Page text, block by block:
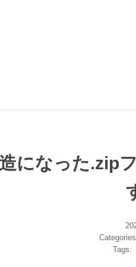
になった.zip
Tags: